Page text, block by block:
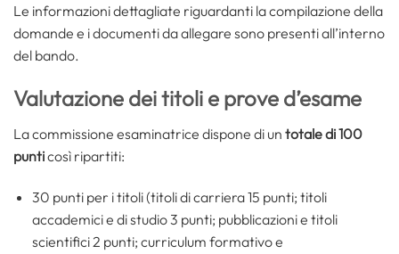
Le informazioni dettagliate riguardanti la compilazione della
domande e i documenti da allegare sono presenti all’interno
del bando.
Valutazione dei titoli e prove d’esame
La commissione esaminatrice dispone di un totale di 100
punticosì ripartiti:
30 punti per i titoli (titoli di carriera 15 punti; titoli
accademici e di studio 3 punti; pubblicazioni e titoli
scientifici 2 punti; curriculum formativo e